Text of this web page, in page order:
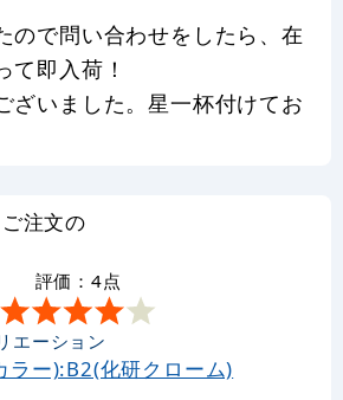
ので問い合わせをしたら、在
て即入荷！
ざいました。星一杯付けてお
注文の
評価：4点
エーション
ラー):B2(化研クローム)